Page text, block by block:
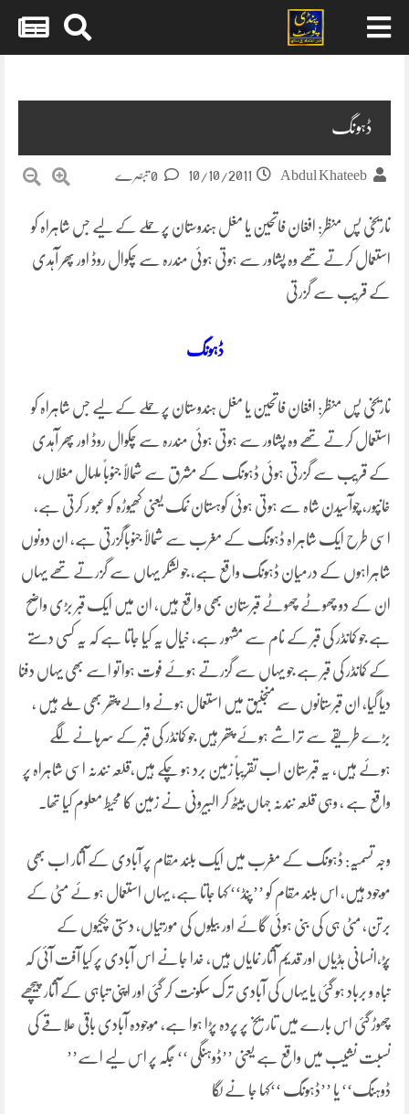
ڈہونگ
Abdul Khateeb
10/10/2011
تاریخی پس منظر: افغان فاتحین یا مغل ہندوستان پر حملے کے لیے جس شاہراہ کو
استعمال کرتے تھے وہ پشاور سے ہوتی ہوئی مندرہ سے چکوال روڈ اور پھر آہدی
کے قریب سے گزرتی
ڈہونگ
تاریخی پس منظر: افغان فاتحین یا مغل ہندوستان پر حملے کے لیے جس شاہراہ کو
استعمال کرتے تھے وہ پشاور سے ہوتی ہوئی مندرہ سے چکوال روڈ اور پھر آہدی
کے قریب سے گزرتی ہوئی ڈہونگ کے مشرق سے شمالاً جنوباً ملہال مغلاں،
خانپور، چوآسیدن شاہ سے ہوتی ہوئی کوہستان نمک یعنی کھیوڑہ کو عبو ر کرتی ہے،
اسی طرح ایک شاہراہ ڈہونگ کے مغرب سے شمالاً جنوباًگزرتی ہے، ان دونوں
شاہراہوں کے درمیان ڈہونگ واقع ہے، جو لشکر یہاں سے گزرتے تھے یہاں
ان کے دو چھوٹے چھوٹے قبرستان بھی واقع ہیں، ان میں ایک قبر بڑی واضح
ہے جو کمانڈر کی قبر کے نام سے مشہور ہے، خیال یہ کیا جاتا ہے کہ یہ کسی دستے
کے کمانڈر کی قبر ہے جو یہاں سے گزرتے ہوئے فوت ہوا تو اسے بھی یہاں دفنا
دیا گیا، ان قبرستانوں سے منجنیق میں استعمال ہونے والے پتھر بھی ملے ہیں ،
بڑے طریقے سے تراشے ہوئے پتھر ہیں جو کمانڈر کی قبر کے سرہانے لگے
ہوئے ہیں، یہ قبرستان اب تقریباً زمین برد ہو چکے ہیں،قلعہ نندنہ اسی شاہراہ پر
واقع ہے ، وہی قلعہ نندنہ جہاں بیٹھ کر البیرونی نے زمین کا محیط معلوم کیا تھا۔
وجہ تسمیہ: ڈہونگ کے مغرب میں ایک بلند مقام پر آبادی کے آثار اب بھی
موجود ہیں، اس بلند مقام کو ’’پِنڈ‘‘ کہا جاتا ہے، یہاں استعمال ہو ئے مٹی کے
برتن، مٹی ہی کی بنی ہوئی گائے اور بیلوں کی مورتیاں، دستی چکیوں کے
پُڑ،انسانی ہڈیاں اور قدیم آثار نمایاں ہیں، خدا جانے اس آبادی پر کیا آفت آئی کہ
تباہ و برباد ہو گئی یا یہاں کی آبادی ترک سکونت کر گئی اور اپنی تباہی کے آثار پیچھے
چھوڑ گئی اس بارے میں تاریخ پر پردہ پڑا ہوا ہے، موجودہ آبادی باقی علاقے کی
نسبت نشیب میں واقع ہے یعنی ’’ڈوہنگی ‘‘ جگہ پر اس لیے اسے’’
ڈوہنگ‘‘ یا ’’ڈہونگ ‘‘کہا جا نے لگا